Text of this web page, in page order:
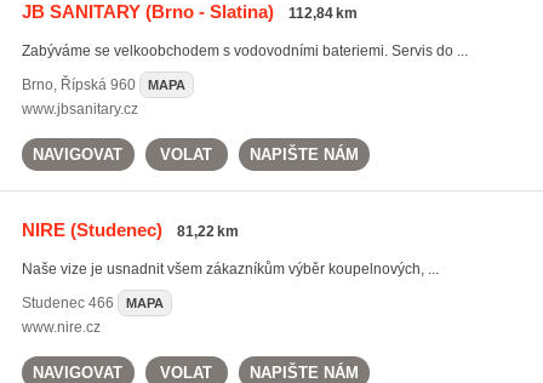
JB SANITARY(Brno - Slatina) 112,84 km
Zabýváme se velkoobchodem s vodovodními bateriemi. Servis do ...
Brno, Řípská 960 MAPA
www.jbsanitary.cz
NAVIGOVAT VOLAT NAPIŠTE NÁM
NIRE(Studenec) 81,22 km
Naše vize je usnadnit všem zákazníkům výběr koupelnových, ...
Studenec466 MAPA
www.nire.cz
NAVIGOVAT VOLAT NAPIŠTE NÁM